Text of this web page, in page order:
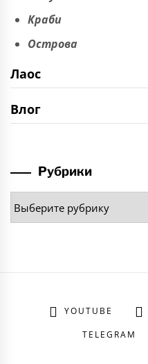
Краби
Острова
Лаос
Влог
Рубрики
Рубрики
YOUTUBE
TELEGRAM